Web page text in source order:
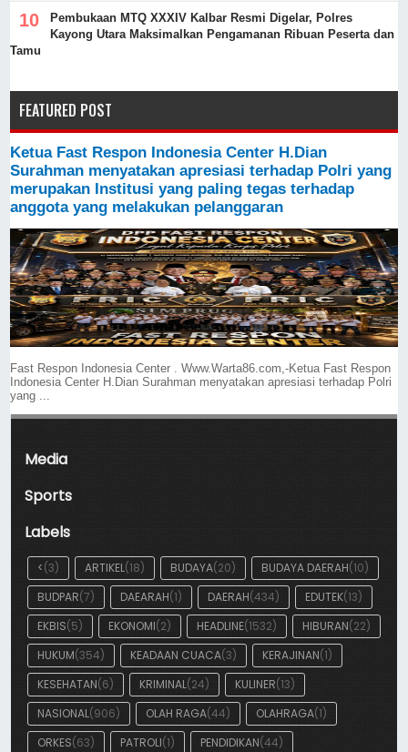
Pembukaan MTQ XXXIV Kalbar Resmi Digelar, Polres
Kayong Utara Maksimalkan Pengamanan Ribuan Peserta dan
Tamu
FEATURED POST
Ketua Fast Respon Indonesia Center H.Dian
Surahman menyatakan apresiasi terhadap Polri yang
merupakan Institusi yang paling tegas terhadap
anggota yang melakukan pelanggaran
Fast Respon Indonesia Center . Www.Warta86.com,-Ketua Fast Respon
Indonesia Center H.Dian Surahman menyatakan apresiasi terhadap Polri
yang ...
Media
Sports
Labels
<(3) ARTIKEL(18) BUDAYA(20) BUDAYA DAERAH(10)
BUDPAR(7) DAEARAH(1) DAERAH(434) EDUTEK(13)
EKBIS(5) EKONOMI(2) HEADLINE(1532) HIBURAN(22)
HUKUM(354) KEADAAN CUACA(3) KERAJINAN(1)
KESEHATAN(6) KRIMINAL(24) KULINER(13)
NASIONAL(906) OLAH RAGA(44) OLAHRAGA(1)
ORKES(63) PATROLI(1) PENDIDIKAN(44)